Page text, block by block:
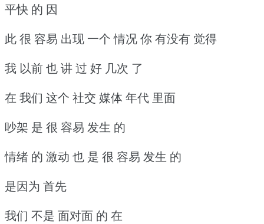
平快 的 因
此 很 容易 出现 一个 情况 你 有没有 觉得
我 以前 也 讲 过 好 几次 了
在 我们 这个 社交 媒体 年代 里面
吵架 是 很 容易 发生 的
情绪 的 激动 也 是 很 容易 发生 的
是因为 首先
我们 不是 面对面 的 在